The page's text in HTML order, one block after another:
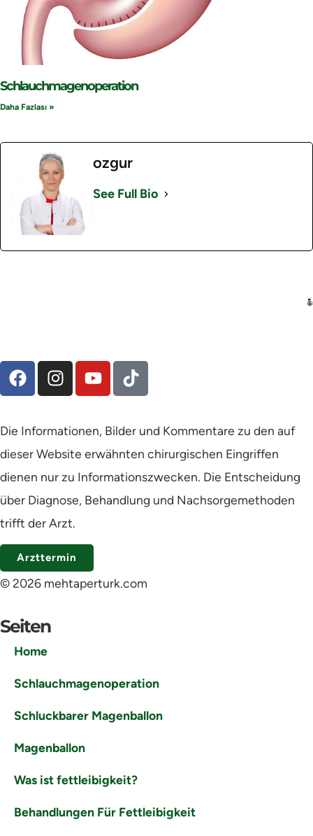
Schlauchmagenoperation
Daha Fazlası »
ozgur
See Full Bio
Die Informationen, Bilder und Kommentare zu den auf
dieser Website erwähnten chirurgischen Eingriffen
dienen nur zu Informationszwecken. Die Entscheidung
über Diagnose, Behandlung und Nachsorgemethoden
trifft der Arzt.
Arzttermin
© 2026 mehtaperturk.com
Seiten
Home
Schlauchmagenoperation
Schluckbarer Magenballon
Magenballon
Was ist fettleibigkeit?
Behandlungen Für Fettleibigkeit